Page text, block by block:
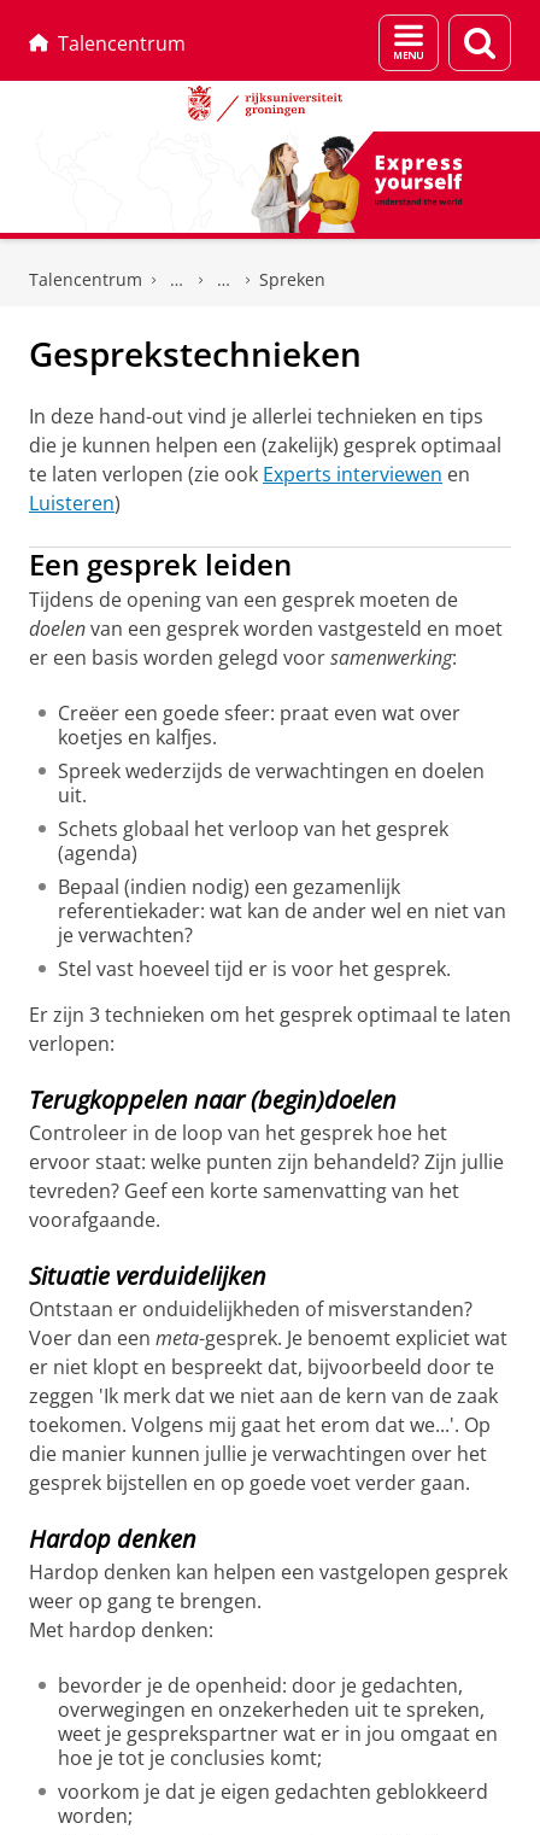
Talencentrum
Menu
en
Talencentrum Spreken
Gesprekstechnieken
In deze hand-out vind je allerlei technieken en tips
die je kunnen helpen een (zakelijk) gesprek optimaal
te laten verlopen (zie ook Experts interviewen en
Luisteren)
Een gesprek leiden
Tijdens de opening van een gesprek moeten de
doelenvan een gesprek worden vastgesteld en moet
er een basis worden gelegd voorsamenwerking:
Creëer een goede sfeer: praat even wat over
koetjes en kalfjes.
Spreek wederzijds de verwachtingen en doelen
uit.
Schets globaal het verloop van het gesprek
(agenda)
Bepaal (indien nodig) een gezamenlijk
referentiekader: wat kan de ander wel en niet van
je verwachten?
Stel vast hoeveel tijd er is voor het gesprek.
Er zijn 3 technieken om het gesprek optimaal te laten
verlopen:
Terugkoppelen naar (begin)doelen
Controleer in de loop van het gesprek hoe het
ervoor staat: welke punten zijn behandeld? Zijn jullie
tevreden? Geef een korte samenvatting van het
voorafgaande.
Situatie verduidelijken
Ontstaan er onduidelijkheden of misverstanden?
Voer dan een meta-gesprek. Je benoemt expliciet wat
er niet klopt en bespreekt dat, bijvoorbeeld door te
zeggen 'Ik merk dat we niet aan de kern van de zaak
toekomen. Volgens mij gaat het erom dat we...'. Op
die manier kunnen jullie je verwachtingen over het
gesprek bijstellen en op goede voet verder gaan.
Hardop denken
Hardop denken kan helpen een vastgelopen gesprek
weer op gang te brengen.
Met hardop denken:
bevorder je de openheid: door je gedachten,
overwegingen en onzekerheden uit te spreken,
weet je gesprekspartner wat er in jou omgaat en
hoe je tot je conclusies komt;
voorkom je dat je eigen gedachten geblokkeerd
worden;